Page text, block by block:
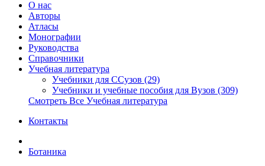
О нас
Авторы
Атласы
Монографии
Руководства
Справочники
Учебная литература
Учебники для ССузов (29)
Учебники и учебные пособия для Вузов (309)
Смотреть Все Учебная литература
Контакты
Ботаника